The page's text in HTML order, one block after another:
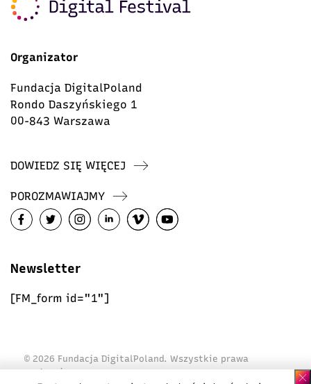
Organizator
Fundacja DigitalPoland
Rondo Daszyńskiego 1
00-843 Warszawa
DOWIEDZ SIĘ WIĘCEJ
POROZMAWIAJMY
Newsletter
[FM_form id="1"]
© 2026 Fundacja DigitalPoland. Wszystkie prawa
zastrzeżone